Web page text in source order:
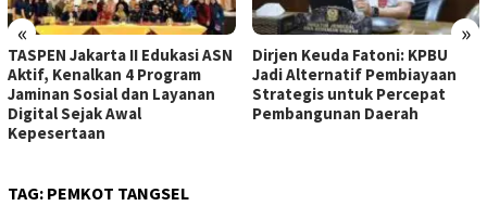
« »
TASPEN Jakarta II Edukasi ASN
Aktif, Kenalkan 4 Program
Jaminan Sosial dan Layanan
Digital Sejak Awal
Kepesertaan
Dirjen Keuda Fatoni: KPBU
Jadi Alternatif Pembiayaan
Strategis untuk Percepat
Pembangunan Daerah
TAG: PEMKOT TANGSEL